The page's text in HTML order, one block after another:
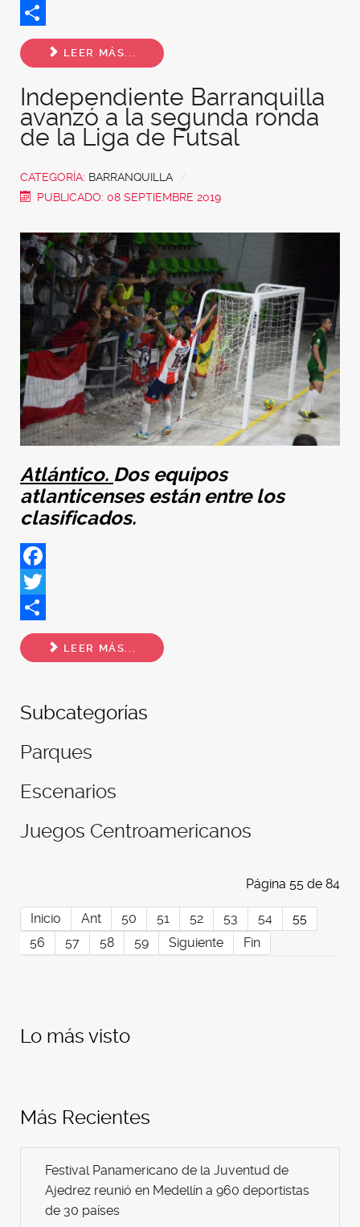
Twitter
Share
LEER MÁS...
Independiente Barranquilla
avanzó a la segunda ronda
de la Liga de Futsal
CATEGORÍA: BARRANQUILLA
PUBLICADO: 08 SEPTIEMBRE 2019
Atlántico. Dos equipos
atlanticenses están entre los
clasificados.
Facebook
Twitter
Share
LEER MÁS...
Subcategorías
Parques
Escenarios
Juegos Centroamericanos
Página 55 de 84
Inicio Ant 50 51 52 53 54
55
56
57 58 59 Siguiente Fin
Lo más visto
Más Recientes
Festival Panamericano de la Juventud de
Ajedrez reunió en Medellín a 960 deportistas
de 30 países